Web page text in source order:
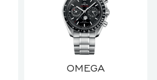
OMEGA